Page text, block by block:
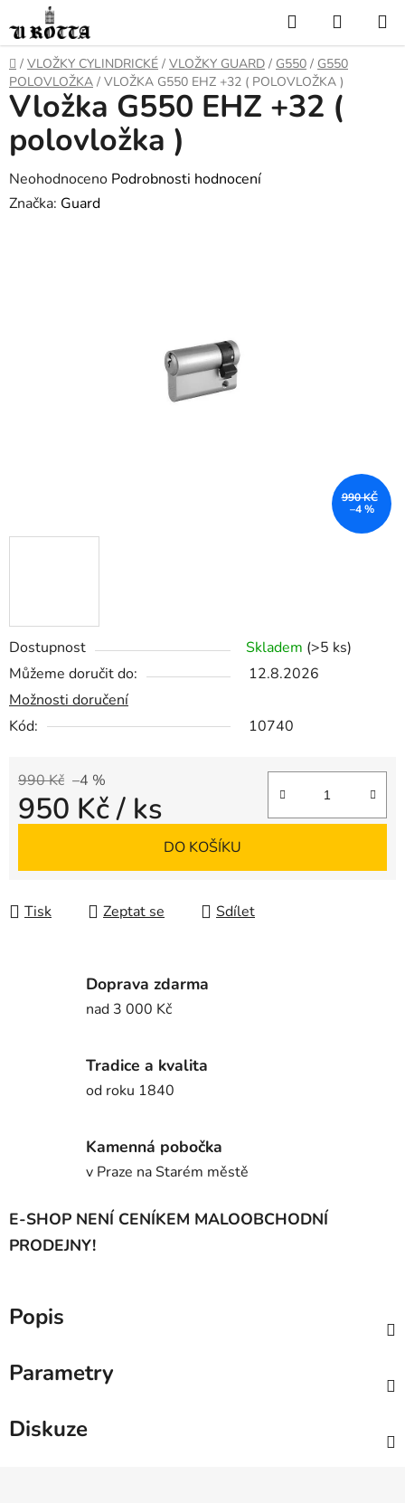
na
obsah
Hledat
KOŠÍK
DOMŮ
/ VLOŽKY CYLINDRICKÉ / VLOŽKY GUARD / G550 / G550
POLOVLOŽKA / VLOŽKA G550 EHZ +32 ( POLOVLOŽKA )
Dostupnost Skladem (>5 ks)
Můžeme doručit do:
12.8.2026
Možnosti doručení
Kód:
10740
990 Kč –4 %
950 Kč/ ks
DO KOŠÍKU
Tisk Zeptat se Sdílet
Vložka G550 EHZ +32 (
polovložka )
Průměrné
hodnocení
Neohodnoceno Podrobnosti hodnocení
Značka: Guard
990 KČ
–4 %
Doprava zdarma
nad 3 000 Kč
Tradice a kvalita
od roku 1840
Kamenná pobočka
v Praze na Starém městě
E-SHOP NENÍ CENÍKEM MALOOBCHODNÍ
PRODEJNY!
Popis
Parametry
Diskuze